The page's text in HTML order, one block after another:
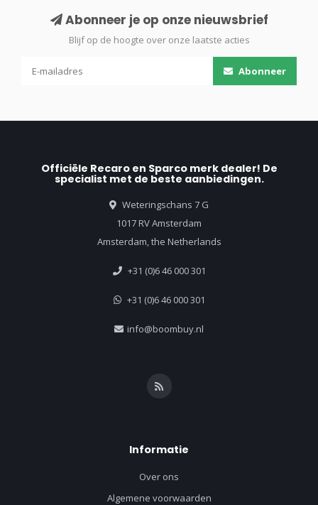
Abonneer je op onze nieuwsbrief
Blijf op de hoogte over onze laatste acties
Abonneer
Officiële Recaro en Sparco merk dealer! De
specialist met de beste aanbiedingen.
Weteringschans 7 G
1017 RV Amsterdam
Amsterdam, the Netherlands
+31 (0)6 46 000 301
+31 (0)6 46 000 301
info@boombuy.nl
Informatie
Over ons
Algemene voorwaarden